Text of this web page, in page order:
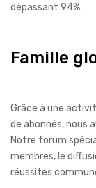
dépassant 94%.
Famille
Grâce à une
de abonnés, nous
Notre forum
membres, le
réussites